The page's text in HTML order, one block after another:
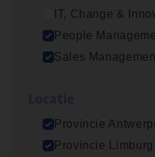
IT, Change &
People
Sales
Provincie
Provincie Limburg
Dos­sier­be­heer­der